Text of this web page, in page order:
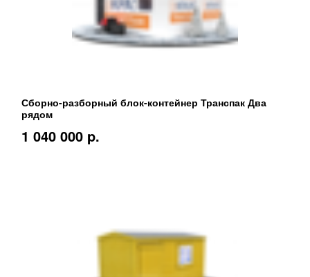
Сборно-разборный блок-контейнер Транспак Два
рядом
1 040 000 p.